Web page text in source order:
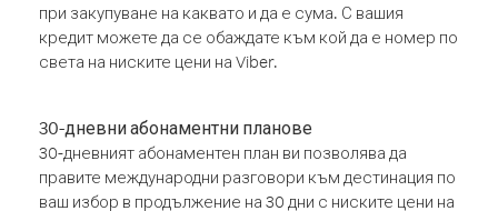
при закупуване на каквато и да е сума. С вашия
кредит можете да се обаждате към кой да е номер по
света на ниските цени на Viber.
30-дневни абонаментни планове
30-дневният абонаментен план ви позволява да
правите международни разговори към дестинация по
ваш избор в продължение на 30 дни с ниските цени на